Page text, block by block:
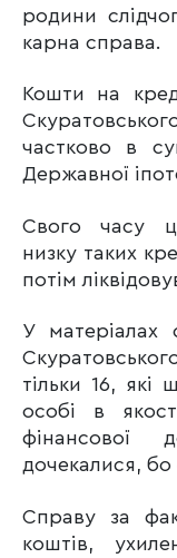
родини
карна справа.
Кошти на
частково в
Державної
Свого часу
низку таких
потім
У матеріалах
тільки 16, які
особі в
фінансової
дочекалися,
Справу за
коштів,